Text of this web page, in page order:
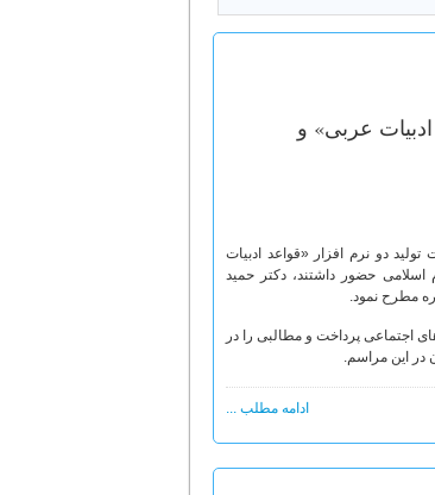
عربی» و
تولید دو نرم افزار «قواعد ادبیات
حضور داشتند، دکتر حمید
مطرح نمود.
اجتماعی پرداخت و مطالبی را در
در این مراسم.
ادامه مطلب ...